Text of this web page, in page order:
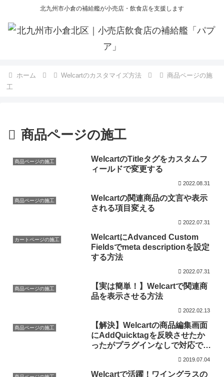
北九州市小倉の補給艦が小売店・飲食店を支援します
ホーム Welcartのカスタマイズ方法
商品ページの施
工
商品ページの施工
商品ページの施工
WelcartのTitleタグをカスタムフ
ィールドで変更する
2022.08.31
商品ページの施工
Welcartの関連商品の文言や表示
される項目変える
2022.07.31
カートページの施工
WelcartにAdvanced Custom
Fieldsでmeta descriptionを設定
する方法
2022.07.31
商品ページの施工
【実は簡単！】Welcartで関連商
品を表示させる方法
2022.02.13
商品ページの施工
【解決】Welcartの商品編集画面
にAddQuicktagを反映させたか
ったがプラグインなしで対応でき
2019.07.04
Welcartで活躍！ワイングラスの